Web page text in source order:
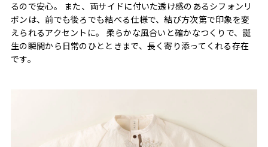
るので安心。 また、両サイドに付いた透け感のあるシフォンリ
ボンは、前でも後ろでも結べる仕様で、結び方次第で印象を変
えられるアクセントに。 柔らかな風合いと確かなつくりで、誕
生の瞬間から日常のひとときまで、長く寄り添ってくれる存在
です。